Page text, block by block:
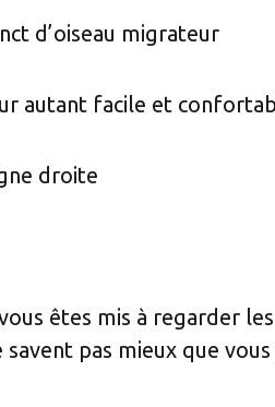
d’oiseau migrateur
autant facile et
droite
êtes mis à regarder
savent pas mieux que